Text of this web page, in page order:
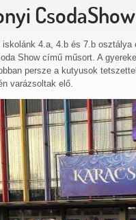
CsodaShow
iskolánk 4.a, 4.b és 7.b
Show című műsort. A
persze a kutyusok
varázsoltak elő.